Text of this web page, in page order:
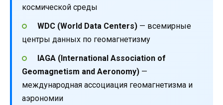
космической среды
WDC (World Data Centers)— всемирные
центры данных по геомагнетизму
IAGA (International Association of
Geomagnetism and Aeronomy) —
международная ассоциация геомагнетизма и
аэрономии